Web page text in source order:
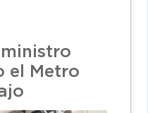
el Metro